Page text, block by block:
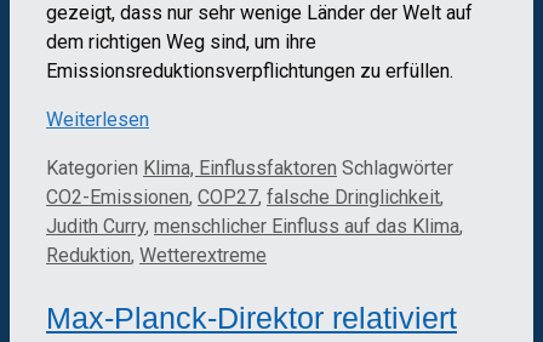
gezeigt, dass nur sehr wenige Länder der Welt auf
dem richtigen Weg sind, um ihre
Emissionsreduktionsverpflichtungen zu erfüllen.
Weiterlesen
Kategorien Klima, Einflussfaktoren Schlagwörter
CO2-Emissionen, COP27, falsche Dringlichkeit,
Judith Curry, menschlicher Einfluss auf das Klima,
Reduktion, Wetterextreme
Max-Planck-Direktor relativiert